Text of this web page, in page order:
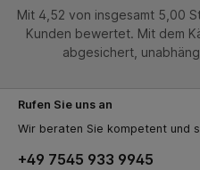
Mit 4,52 von insgesamt 5,00
Kunden bewertet. Mit dem
abgesichert,
Rufen Sie uns an
Wir beraten Sie kompetent und
+49 7545 933 9945